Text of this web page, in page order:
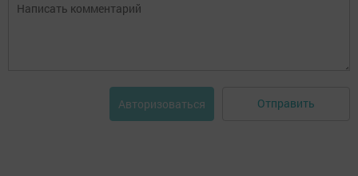
Авторизоваться Отправить